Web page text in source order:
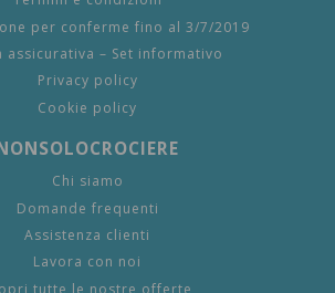
per conferme fino al 3/7/2019
assicurativa – Set informativo
Privacy policy
Cookie policy
Chi siamo
Domande frequenti
Assistenza clienti
Lavora con noi
tutte le nostre offerte